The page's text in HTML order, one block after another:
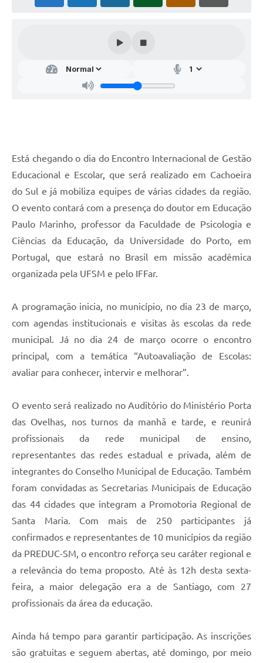
Galeria de Vídeos
Gabinetes e Secretarias
Links
Serviços Online
Telefones Úteis
Agenda
Contato
Está chegando o dia do Encontro Internacional de Gestão
Educacional e Escolar, que será realizado em Cachoeira
do Sul e já mobiliza equipes de várias cidades da região.
O evento contará com a presença do doutor em Educação
Paulo Marinho, professor da Faculdade de Psicologia e
Ciências da Educação, da Universidade do Porto, em
Portugal, que estará no Brasil em missão acadêmica
organizada pela UFSM e pelo IFFar.
A programação inicia, no município, no dia 23 de março,
com agendas institucionais e visitas às escolas da rede
municipal. Já no dia 24 de março ocorre o encontro
principal, com a temática “Autoavaliação de Escolas:
avaliar para conhecer, intervir e melhorar”.
O evento será realizado no Auditório do Ministério Porta
das Ovelhas, nos turnos da manhã e tarde, e reunirá
profissionais da rede municipal de ensino,
representantes das redes estadual e privada, além de
integrantes do Conselho Municipal de Educação. Também
foram convidadas as Secretarias Municipais de Educação
das 44 cidades que integram a Promotoria Regional de
Santa Maria. Com mais de 250 participantes já
confirmados e representantes de 10 municípios da região
da PREDUC-SM, o encontro reforça seu caráter regional e
a relevância do tema proposto. Até às 12h desta sexta-
feira, a maior delegação era a de Santiago, com 27
profissionais da área da educação.
Ainda há tempo para garantir participação. As inscrições
são gratuitas e seguem abertas, até domingo, por meio